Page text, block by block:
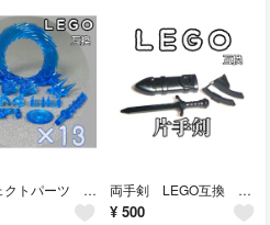
氷エフェクトパーツ LEGO互換 レゴ武器 インテリア ハロウィン 魔法 両手剣 LEGO互換 レゴ武器 抜刀 納刀 モンハン インテリア ブラック
¥ 500